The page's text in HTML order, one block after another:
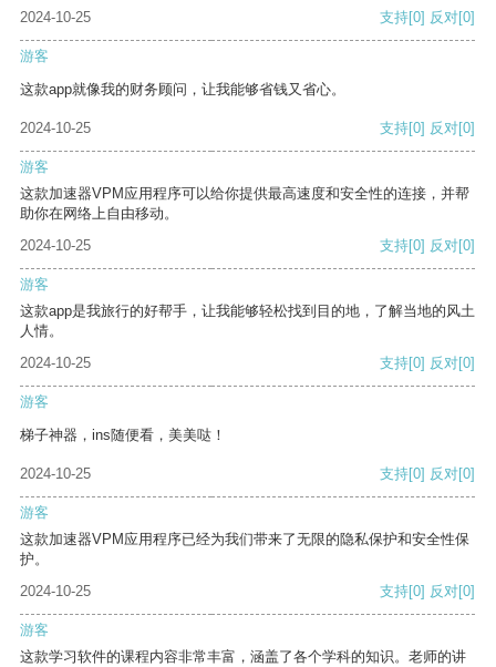
2024-10-25
支持[0] 反对[0]
游客
这款app就像我的财务顾问，让我能够省钱又省心。
2024-10-25 支持[0] 反对[0]
游客
这款加速器VPM应用程序可以给你提供最高速度和安全性的连接，并帮
助你在网络上自由移动。
2024-10-25
支持[0] 反对[0]
游客
这款app是我旅行的好帮手，让我能够轻松找到目的地，了解当地的风土
人情。
2024-10-25
支持[0] 反对[0]
游客
梯子神器，ins随便看，美美哒！
2024-10-25 支持[0] 反对[0]
游客
这款加速器VPM应用程序已经为我们带来了无限的隐私保护和安全性保
护。
2024-10-25
支持[0] 反对[0]
游客
这款学习软件的课程内容非常丰富，涵盖了各个学科的知识。老师的讲